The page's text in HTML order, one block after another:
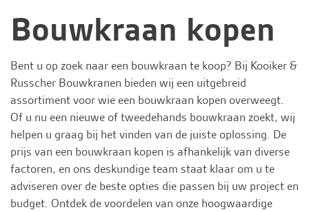
Bouwkraan kopen
Bent u op zoek naar een bouwkraan te koop? Bij Kooiker &
Russcher Bouwkranen bieden wij een uitgebreid
assortiment voor wie een bouwkraan kopen overweegt.
Of u nu een nieuwe of tweedehands bouwkraan zoekt, wij
helpen u graag bij het vinden van de juiste oplossing. De
prijs van een bouwkraan kopen is afhankelijk van diverse
factoren, en ons deskundige team staat klaar om u te
adviseren over de beste opties die passen bij uw project en
budget. Ontdek de voordelen van onze hoogwaardige